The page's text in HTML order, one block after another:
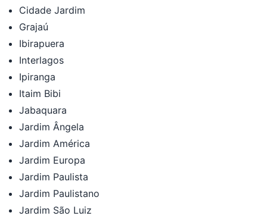
Cidade Jardim
Grajaú
Ibirapuera
Interlagos
Ipiranga
Itaim Bibi
Jabaquara
Jardim Ângela
Jardim América
Jardim Europa
Jardim Paulista
Jardim Paulistano
Jardim São Luiz